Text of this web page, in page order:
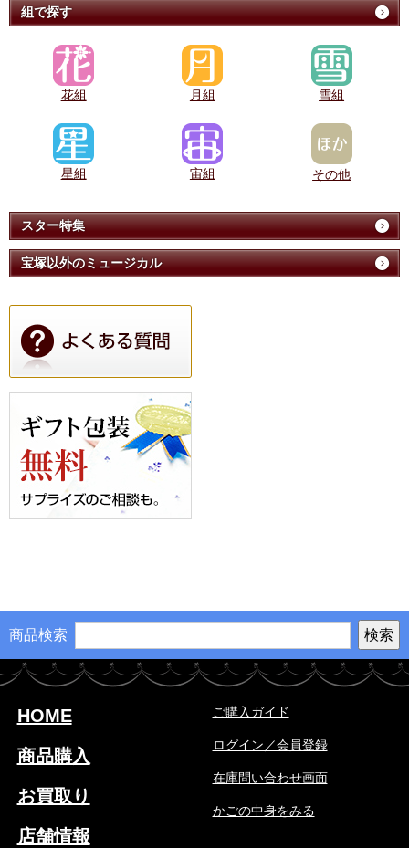
組で探す
花組 月組 雪組
星組 宙組 その他
スター特集
宝塚以外のミュージカル
商品検索
HOME
商品購入
お買取り
店舗情報
ご購入ガイド
ログイン／会員登録
在庫問い合わせ画面
かごの中身をみる